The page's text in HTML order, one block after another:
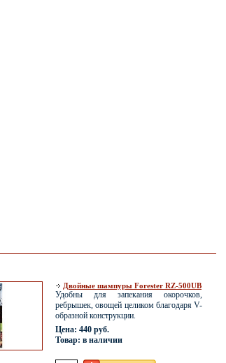
Двойные шампуры Forester RZ-500UB
Удобны для запекания окорочков,
ребрышек, овощей целиком благодаря V-
образной конструкции.
Цена: 440 руб.
Товар: в наличии